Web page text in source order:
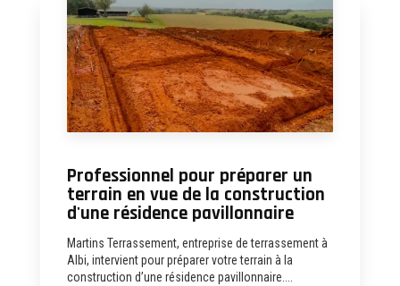
Professionnel pour préparer un
terrain en vue de la construction
d'une résidence pavillonnaire
Martins Terrassement, entreprise de terrassement à
Albi, intervient pour préparer votre terrain à la
construction d’une résidence pavillonnaire....